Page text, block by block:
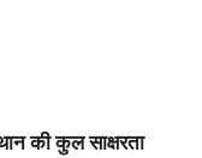
की कुल साक्षरता